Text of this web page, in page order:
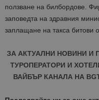
ползване на билбордове.
заповедта на здравния
заплащане на такса битови
ЗА АКТУАЛНИ НОВИНИ
ТУРОПЕРАТОРИ И
ВАЙБЪР КАНАЛА НА